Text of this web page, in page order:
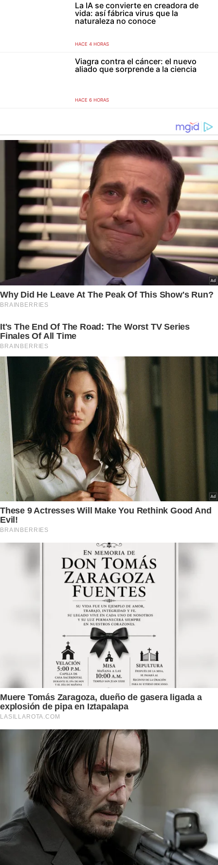
La IA se convierte en creadora de
vida: así fábrica virus que la
naturaleza no conoce
HACE 4 HORAS
Viagra contra el cáncer: el nuevo
aliado que sorprende a la ciencia
HACE 6 HORAS